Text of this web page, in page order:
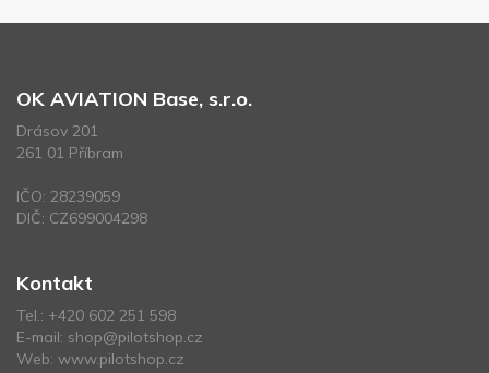
OK AVIATION Base, s.r.o.
Drásov 201
261 01 Příbram
IČO: 28239059
DIČ: CZ699004298
Kontakt
Tel.: +420 602 251 598
E-mail: shop@pilotshop.cz
Web: www.pilotshop.cz